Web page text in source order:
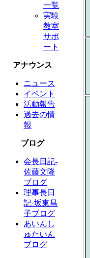
一覧
実験
教室
サポ
ート
アナウンス
ニュース
イベント
活動報告
過去の情
報
ブログ
会長日記-
佐藤文隆
ブログ
理事長日
記-坂東昌
子ブログ
あいんし
ゅたいん
ブログ